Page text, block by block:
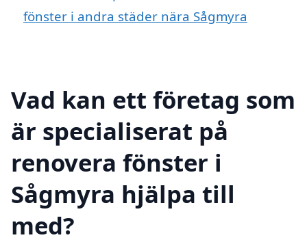
fönster i andra städer nära Sågmyra
Vad kan ett företag som
är specialiserat på
renovera fönster i
Sågmyra hjälpa till
med?